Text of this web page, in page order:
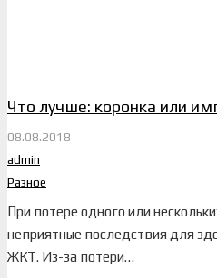
Что лучше: коронка или
08.08.2018
admin
Разное
При потере одного или
неприятные последствия для
ЖКТ. Из-за потери…